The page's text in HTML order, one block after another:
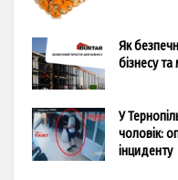
Як
бізнесу та
У
чоловік:
інциденту